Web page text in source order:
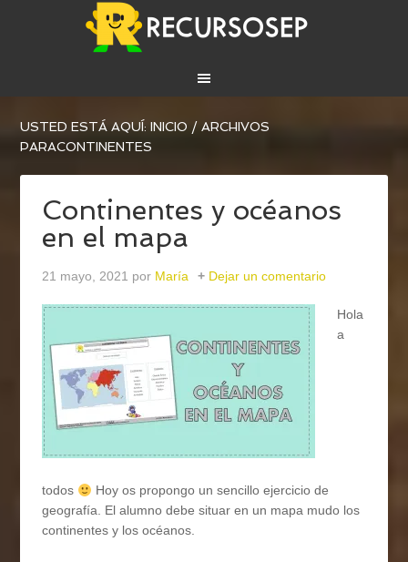
USTED ESTÁ AQUÍ:INICIO / ARCHIVOS
PARACONTINENTES
Continentes y océanos
en el mapa
21 mayo, 2021 por María Dejar un comentario
Hola
a
todos
Hoy os propongo un sencillo ejercicio de
geografía. El alumno debe situar en un mapa mudo los
continentes y los océanos.